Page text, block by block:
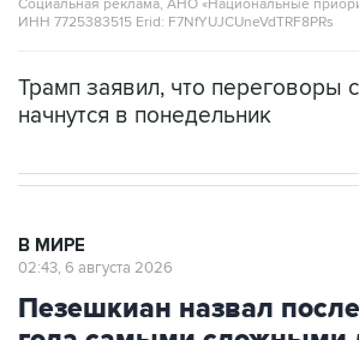
Пезешкиан назвал
года самыми сложными
со времен Исламской